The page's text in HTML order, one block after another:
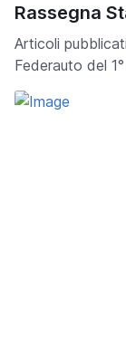
Rassegna
Articoli
Federauto del